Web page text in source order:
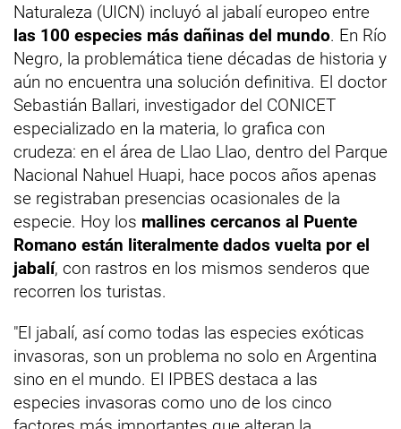
Naturaleza (UICN) incluyó al jabalí europeo entre
las 100 especies más dañinas del mundo. En Río
Negro, la problemática tiene décadas de historia y
aún no encuentra una solución definitiva. El doctor
Sebastián Ballari, investigador del CONICET
especializado en la materia, lo grafica con
crudeza: en el área de Llao Llao, dentro del Parque
Nacional Nahuel Huapi, hace pocos años apenas
se registraban presencias ocasionales de la
especie. Hoy los mallines cercanos al Puente
Romano están literalmente dados vuelta por el
jabalí, con rastros en los mismos senderos que
recorren los turistas.
"El jabalí, así como todas las especies exóticas
invasoras, son un problema no solo en Argentina
sino en el mundo. El IPBES destaca a las
especies invasoras como uno de los cinco